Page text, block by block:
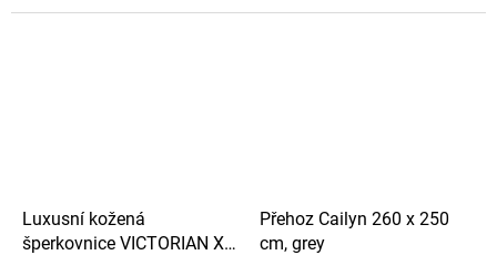
nedráždí pokožku, na rozdíl od
nedráždí pokožku, na rozdíl od
Luxusní kožená
šperkovnice VICTORIAN XL,
Přehoz Cailyn 260 x 250
cm, grey